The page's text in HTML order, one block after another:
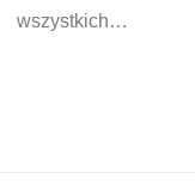
wszystkich…